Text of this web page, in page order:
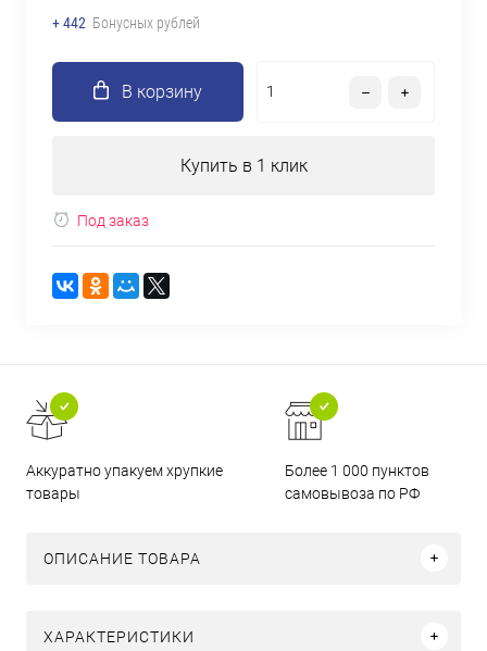
+ 442 Бонусных рублей
В корзину
Купить в 1 клик
Под заказ
Аккуратно упакуем хрупкие
товары
Более 1 000 пунктов
самовывоза по РФ
ОПИСАНИЕ ТОВАРА
ХАРАКТЕРИСТИКИ